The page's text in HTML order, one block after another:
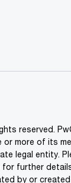
reserved.
more of its
legal entity.
further
by or